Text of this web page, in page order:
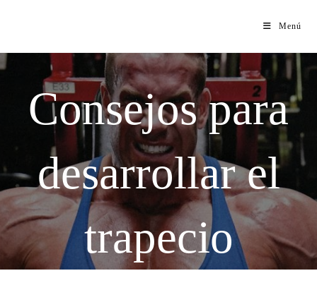
Menú
Consejos para
desarrollar el
trapecio